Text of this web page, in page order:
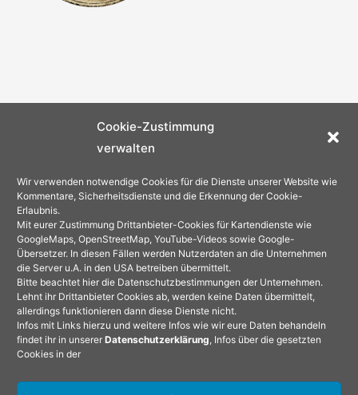
Cookie-Zustimmung
verwalten
Wir verwenden notwendige Cookies für die Dienste unserer Website wie
Kommentare, Sicherheitsdienste und die Erkennung der Cookie-
Erlaubnis.
Mit eurer Zustimmung Drittanbieter-Cookies für Kartendienste wie
GoogleMaps, OpenStreetMap, YouTube-Videos sowie Google-
Übersetzer. In diesen Fällen werden Nutzerdaten an die Unternehmen
die Server u.A. in den USA betreiben übermittelt.
Bitte beachtet hier die Datenschutzbestimmungen der Unternehmen.
Lehnt ihr Drittanbieter Cookies ab, werden keine Daten übermittelt,
allerdings funktionieren dann diese Dienste nicht.
Infos mit Links hierzu und weitere Infos wie wir eure Daten behandeln
findet ihr in unserer Datenschutzerklärung, Infos über die gesetzten
Cookies in der